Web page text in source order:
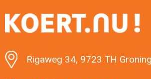
Minimale afname: 1
Rigaweg 34, 9723 TH